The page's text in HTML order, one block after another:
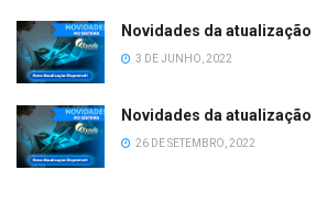
Novidades da
3 DE JUNHO, 2022
Novidades da
26 DE SETEMBRO, 2022